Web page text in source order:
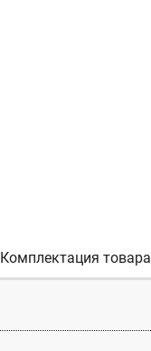
Комплектация товара